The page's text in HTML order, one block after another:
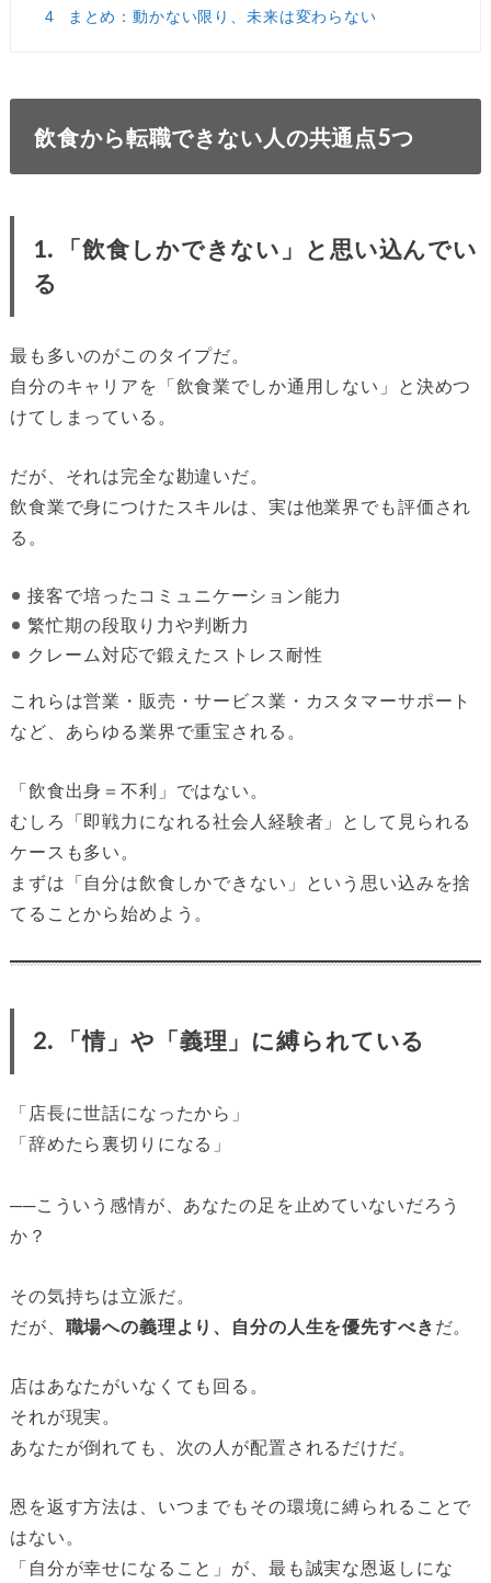
4 まとめ：動かない限り、未来は変わらない
飲食から転職できない人の共通点5つ
1. 「飲食しかできない」と思い込んでい
る
最も多いのがこのタイプだ。
自分のキャリアを「飲食業でしか通用しない」と決めつ
けてしまっている。
だが、それは完全な勘違いだ。
飲食業で身につけたスキルは、実は他業界でも評価され
る。
接客で培ったコミュニケーション能力
繁忙期の段取り力や判断力
クレーム対応で鍛えたストレス耐性
これらは営業・販売・サービス業・カスタマーサポート
など、あらゆる業界で重宝される。
「飲食出身＝不利」ではない。
むしろ「即戦力になれる社会人経験者」として見られる
ケースも多い。
まずは「自分は飲食しかできない」という思い込みを捨
てることから始めよう。
2. 「情」や「義理」に縛られている
「店長に世話になったから」
「辞めたら裏切りになる」
──こういう感情が、あなたの足を止めていないだろう
か？
その気持ちは立派だ。
だが、 職場への義理より、自分の人生を優先すべき だ。
店はあなたがいなくても回る。
それが現実。
あなたが倒れても、次の人が配置されるだけだ。
恩を返す方法は、いつまでもその環境に縛られることで
はない。
「自分が幸せになること」が、最も誠実な恩返しにな